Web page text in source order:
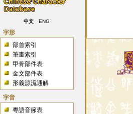
中文 ENG
字形
部首索引
筆畫索引
甲骨部件表
金文部件表
形義源流通解
字音
粵語音節表